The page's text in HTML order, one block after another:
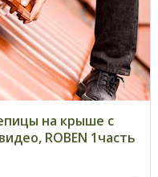
на крыше с
ROBEN 1часть